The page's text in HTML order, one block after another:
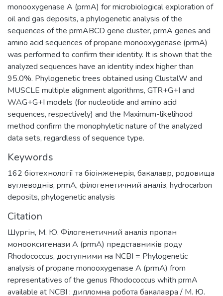
monooxygenase A (prmA) for microbiological exploration of
oil and gas deposits, a phylogenetic analysis of the
sequences of the prmABCD gene cluster, prmA genes and
amino acid sequences of propane monooxygenase (prmA)
was performed to confirm their identity. It is shown that the
analyzed sequences have an identity index higher than
95.0%. Phylogenetic trees obtained using ClustalW and
MUSCLE multiple alignment algorithms, GTR+G+I and
WAG+G+I models (for nucleotide and amino acid
sequences, respectively) and the Maximum-likelihood
method confirm the monophyletic nature of the analyzed
data sets, regardless of sequence type.
Keywords
162 біотехнології та біоінженерія, бакалавр, родовища
вуглеводнів, prmA, філогенетичний аналіз, hydrocarbon
deposits, phylogenetic analysis
Citation
Шургін, М. Ю. Філогенетичний аналіз пропан
монооксигенази A (prmA) представників роду
Rhodococcus, доступними на NCBI = Phylogenetic
analysis of propane monooxygenase A (prmA) from
representatives of the genus Rhodococcus whith prmA
available at NCBI : дипломна робота бакалавра / М. Ю.